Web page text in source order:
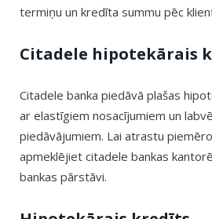
termiņu un kredīta summu pēc
Citadele hipotekārais
Citadele banka piedāvā plašas
ar elastīgiem nosacījumiem un
piedāvājumiem. Lai atrastu
apmeklējiet citadele bankas
bankas pārstāvi.